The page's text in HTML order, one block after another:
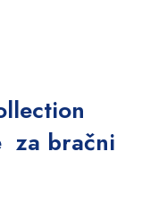
za bračni